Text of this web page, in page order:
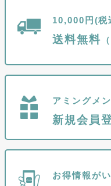
10,000円(税
送料無料
アミングメ
新規会員
お得情報がい